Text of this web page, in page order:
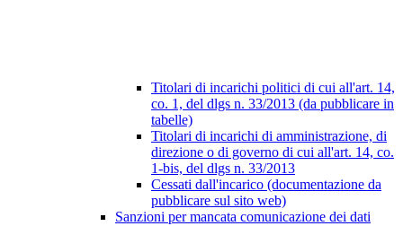
Titolari di incarichi politici di cui all'art. 14,
co. 1, del dlgs n. 33/2013 (da pubblicare in
tabelle)
Titolari di incarichi di amministrazione, di
direzione o di governo di cui all'art. 14, co.
1-bis, del dlgs n. 33/2013
Cessati dall'incarico (documentazione da
pubblicare sul sito web)
Sanzioni per mancata comunicazione dei dati